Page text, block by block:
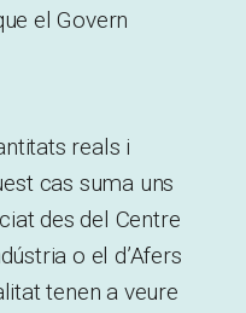
el Govern
reals i
cas suma uns
des del Centre
o el d’Afers
tenen a veure